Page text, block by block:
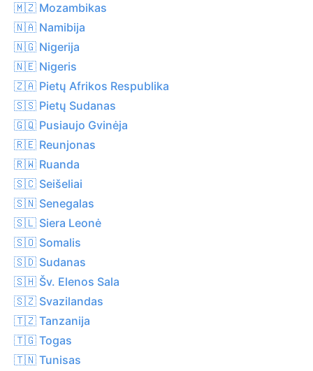
🇲🇿 Mozambikas
🇳🇦 Namibija
🇳🇬 Nigerija
🇳🇪 Nigeris
🇿🇦 Pietų Afrikos Respublika
🇸🇸 Pietų Sudanas
🇬🇶 Pusiaujo Gvinėja
🇷🇪 Reunjonas
🇷🇼 Ruanda
🇸🇨 Seišeliai
🇸🇳 Senegalas
🇸🇱 Siera Leonė
🇸🇴 Somalis
🇸🇩 Sudanas
🇸🇭 Šv. Elenos Sala
🇸🇿 Svazilandas
🇹🇿 Tanzanija
🇹🇬 Togas
🇹🇳 Tunisas